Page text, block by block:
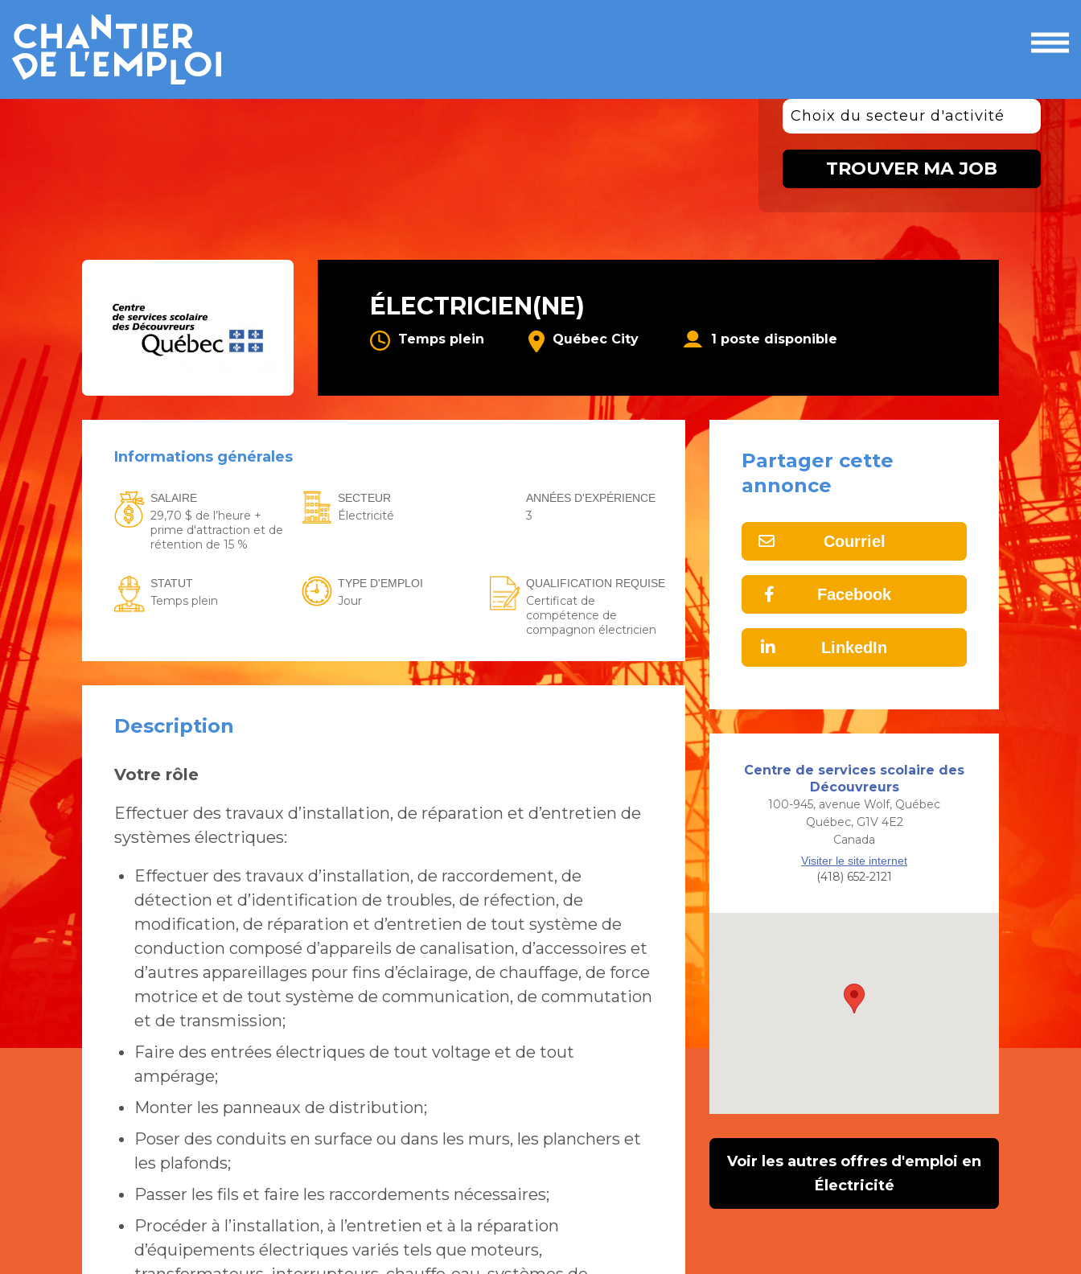
le
Choix du secteur d'activité
TROUVER MA JOB
ÉLECTRICIEN(NE)
Temps plein Québec City 1 poste disponible
Informations générales
SALAIRE
29,70 $ de l’heure +
prime d'attraction et de
rétention de 15 %
SECTEUR
Électricité
ANNÉES D'EXPÉRIENCE
3
STATUT
Temps plein
TYPE D'EMPLOI
Jour
QUALIFICATION REQUISE
Certificat de
compétence de
compagnon électricien
Description
Votre rôle
Effectuer des travaux d’installation, de réparation et d’entretien de
systèmes électriques:
Effectuer des travaux d’installation, de raccordement, de
détection et d’identification de troubles, de réfection, de
modification, de réparation et d’entretien de tout système de
conduction composé d’appareils de canalisation, d’accessoires et
d’autres appareillages pour fins d’éclairage, de chauffage, de force
motrice et de tout système de communication, de commutation
et de transmission;
Faire des entrées électriques de tout voltage et de tout
ampérage;
Monter les panneaux de distribution;
Poser des conduits en surface ou dans les murs, les planchers et
les plafonds;
Passer les fils et faire les raccordements nécessaires;
Procéder à l’installation, à l’entretien et à la réparation
d’équipements électriques variés tels que moteurs,
Partager cette
annonce
Courriel
Facebook
LinkedIn
Centre de services scolaire des
Découvreurs
100-945, avenue Wolf, Québec
Québec, G1V 4E2
Canada
Visiter le site internet
(418) 652-2121
Voir les autres offres d'emploi en
Électricité